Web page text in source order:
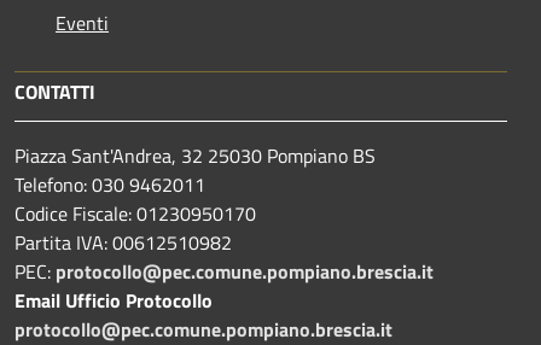
Eventi
CONTATTI
Piazza Sant'Andrea, 32 25030 Pompiano BS
Telefono: 030 9462011
Codice Fiscale: 01230950170
Partita IVA: 00612510982
PEC: protocollo@pec.comune.pompiano.brescia.it
Email Ufficio Protocollo
protocollo@pec.comune.pompiano.brescia.it